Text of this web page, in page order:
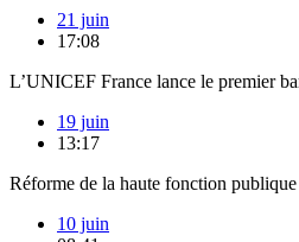
21 juin
17:08
L’UNICEF France lance le premier
19 juin
13:17
Réforme de la haute fonction
10 juin